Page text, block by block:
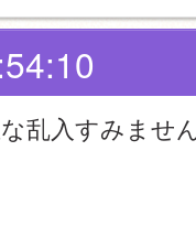
乱入すみませ